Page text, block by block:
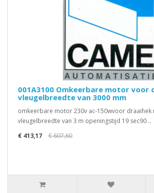
001A3100 Omkeerbare motor voor
vleugelbreedte van 3000 mm
omkeerbare motor 230v ac-150wvoor draaihek
vleugelbreedte van 3 m openingstijd 19 sec90 ..
€ 413,17
€ 607,60